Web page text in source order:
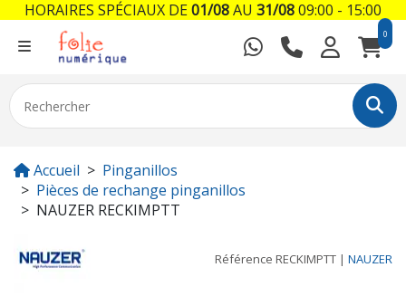
0
Accueil
Pinganillos
Pièces de rechange pinganillos
NAUZER RECKIMPTT
Référence RECKIMPTT | NAUZER
HORAIRES SPÉCIAUX DE01/08AU 31/0809:00 - 15:00